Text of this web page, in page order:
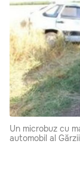
Un microbuz cu
automobil al